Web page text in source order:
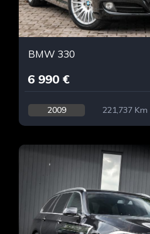
BMW 330
6 990 €
2009 221,737 Km